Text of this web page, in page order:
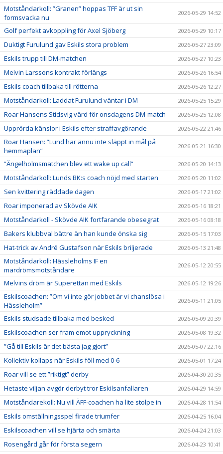
Motståndarkoll: ”Granen” hoppas TFF är ut sin
formsvacka nu
2026-05-29 14:52
Golf perfekt avkoppling för Axel Sjöberg 2026-05-29 10:17
Duktigt Furulund gav Eskils stora problem 2026-05-27 23:09
Eskils trupp till DM-matchen 2026-05-27 10:23
Melvin Larssons kontrakt förlängs 2026-05-26 16:54
Eskils coach tillbaka till rötterna 2026-05-26 12:27
Motståndarkoll: Laddat Furulund väntar i DM 2026-05-25 15:29
Roar Hansens Stidsvig värd för onsdagens DM-match 2026-05-25 12:08
Upprörda känslor i Eskils efter straffavgörande 2026-05-22 21:46
Roar Hansen: ”Lund har ännu inte släppt in mål på
hemmaplan”
2026-05-21 16:30
”Ängelholmsmatchen blev ett wake up call” 2026-05-20 14:13
Motståndarkoll: Lunds BK:s coach nöjd med starten 2026-05-20 11:02
Sen kvittering räddade dagen 2026-05-17 21:02
Roar imponerad av Skövde AIK 2026-05-16 18:21
Motståndarkoll - Skövde AIK fortfarande obesegrat 2026-05-16 08:18
Bakers klubbval bättre än han kunde önska sig 2026-05-15 17:03
Hat-trick av André Gustafson när Eskils briljerade 2026-05-13 21:48
Motståndarkoll: Hässleholms IF en
mardrömsmotståndare
2026-05-12 20:55
Melvins dröm är Superettan med Eskils 2026-05-12 19:26
Eskilscoachen: ”Om vi inte gör jobbet är vi chanslösa i
Hässleholm”
2026-05-11 21:05
Eskils studsade tillbaka med besked 2026-05-09 20:39
Eskilscoachen ser fram emot uppryckning 2026-05-08 19:32
”Gå till Eskils är det bästa jag gjort” 2026-05-07 22:16
Kollektiv kollaps när Eskils föll med 0-6 2026-05-01 17:24
Roar vill se ett ”riktigt” derby 2026-04-30 20:35
Hetaste viljan avgör derbyt tror Eskilsanfallaren 2026-04-29 14:59
Motståndarekoll: Nu vill ÄFF-coachen ha lite stolpe in 2026-04-28 11:54
Eskils omställningsspel firade triumfer 2026-04-25 16:04
Eskilscoachen vill se hjärta och smärta 2026-04-24 21:03
Rosengård går för första segern 2026-04-23 10:41